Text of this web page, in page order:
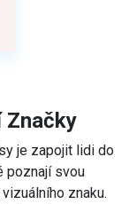
Značky
je zapojit lidi do
poznají svou
znaku.